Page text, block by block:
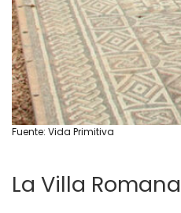
Fuente: Vida Primitiva
La Villa